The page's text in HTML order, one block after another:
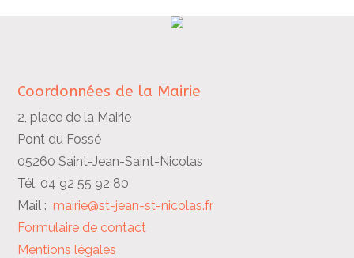
Coordonnées de la Mairie
2, place de la Mairie
Pont du Fossé
05260 Saint-Jean-Saint-Nicolas
Tél. 04 92 55 92 80
Mail :mairie@st-jean-st-nicolas.fr
Formulaire de contact
Mentions légales